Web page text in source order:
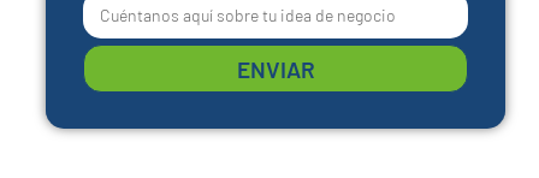
ENVIAR